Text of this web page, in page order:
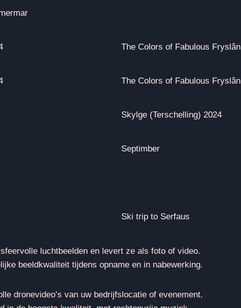
The Colors of Fabulous Fryslân
The Colors of Fabulous Fryslân
Skylge (Terschelling) 2024
Septimber
Ski trip to Serfaus
luchtbeelden en levert ze als foto of video.
beeldkwaliteit tijdens opname en in nabewerking.
dronevideo’s van uw bedrijfslocatie of evenement.